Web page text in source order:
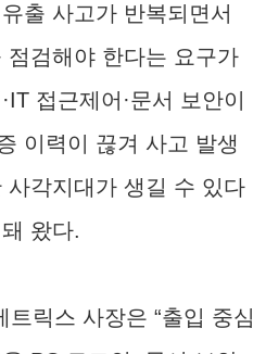
출 사고가 반복되면서
검해야 한다는 요구가
접근제어·문서 보안이
이력이 끊겨 사고 발생
각지대가 생길 수 있다
왔다.
릭스 사장은 “출입 중심